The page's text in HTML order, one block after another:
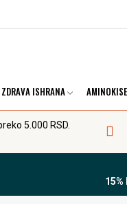
ZDRAVA ISHRANA
5.000 RSD.
15%